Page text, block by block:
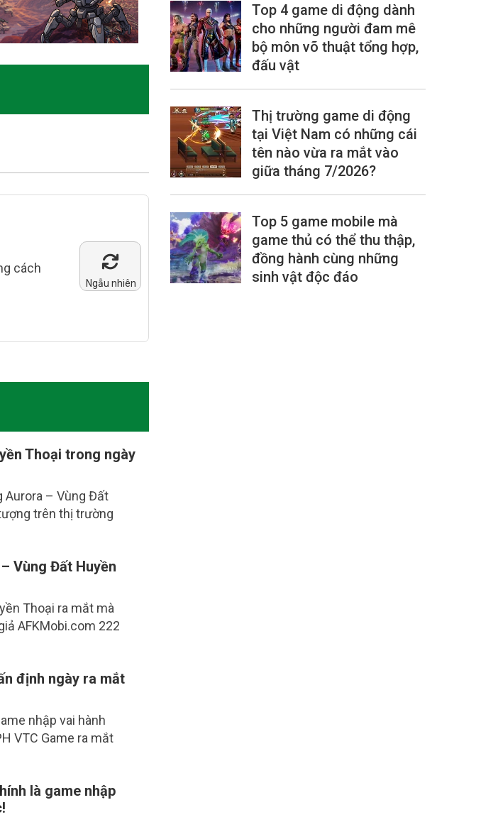
cách
Ngẫu nhiên
Thoại trong ngày
Aurora – Vùng Đất
trên thị trường
Vùng Đất Huyền
Thoại ra mắt mà
AFKMobi.com 222
định ngày ra mắt
nhập vai hành
VTC Game ra mắt
là game nhập
Top 4 game di động dành
cho những người đam mê
bộ môn võ thuật tổng hợp,
đấu vật
Thị trường game di động
tại Việt Nam có những cái
tên nào vừa ra mắt vào
giữa tháng 7/2026?
Top 5 game mobile mà
game thủ có thể thu thập,
đồng hành cùng những
sinh vật độc đáo